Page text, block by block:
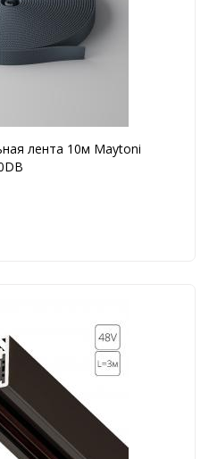
лента 10м Maytoni